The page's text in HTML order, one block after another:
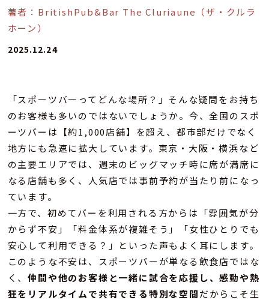
著者：BritishPub&Bar The Cluriaune（ザ・クルラ
ホーン）
2025.12.24
「スポーツバーってどんな場所？」そんな疑問をお持ち
のお客様も多いのではないでしょうか。今、全国のスポ
ーツバーは【約1,000店舗】を超え、都市部だけでなく
地方にも急速に拡大しています。東京・大阪・横浜など
の主要エリアでは、週末のビッグマッチ時に席が満席に
なる店舗も多く、人気店では事前予約が当たり前になっ
ています。
一方で、初めてバーを利用される方からは「雰囲気が分
からず不安」「料金体系が複雑そう」「女性ひとりでも
安心して利用できる？」といった声もよく耳にします。
このような不安は、スポーツバーが単なる飲食店ではな
く、仲間や他のお客様と一緒に試合を応援し、感動や熱
狂をリアルタイムで共有できる特別な空間だからこそ生